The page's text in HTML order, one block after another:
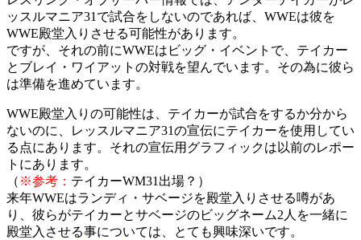
ッスルマニア31で試合をしないのであれば、WWEは彼を
WWE殿堂入りさせる可能性があります。
ですが、それの前にWWEはビッグ・イベントで、テイカー
とブレイ・ワイアットの対戦を望んでいます。その為に彼ら
は準備を進めています。
WWE殿堂入りの可能性は、テイカーが試合をするか分から
ないのに、レッスルマニア31の宣伝にテイカーを使用してい
る点にあります。それの宣伝用グラフィックは以前のレポー
トにあります。
（ ※参考： テイカーWM31出場？）
来年WWEはランディ・サベージを殿堂入りさせる噂があ
り、彼らがテイカーとサベージのビッグネーム2人を一緒に
殿堂入させる事については、とても興味深いです。